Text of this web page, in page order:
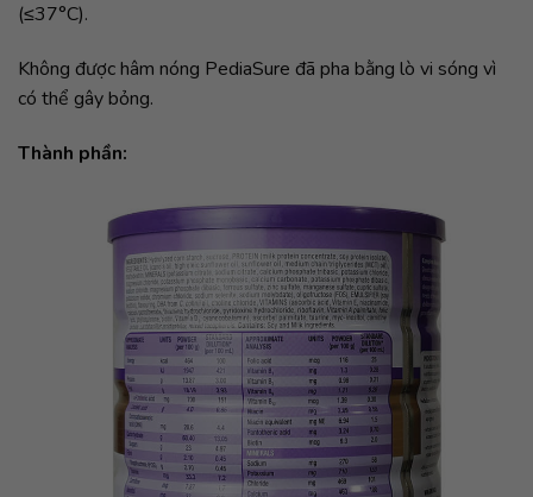
(≤37°C).
Không được hâm nóng PediaSure đã pha bằng lò vi sóng vì
có thể gây bỏng.
Thành phần: